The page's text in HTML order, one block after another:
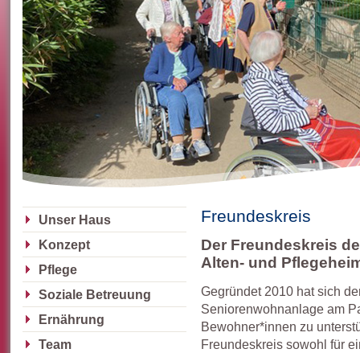
Unser Haus
Konzept
Pflege
Soziale Betreuung
Ernährung
Team
Freundeskreis
Der Freundeskreis
Alten- und
Gegründet 2010 hat sich
Seniorenwohnanlage am
Bewohner*innen zu
Freundeskreis sowohl für